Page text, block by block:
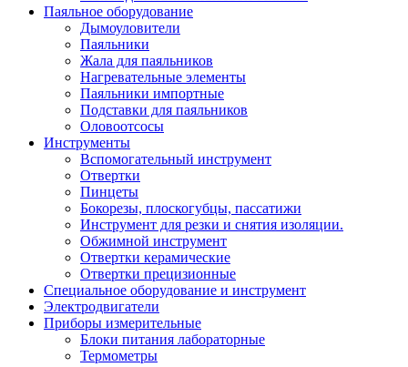
Паяльное оборудование
Дымоуловители
Паяльники
Жала для паяльников
Нагревательные элементы
Паяльники импортные
Подставки для паяльников
Оловоотсосы
Инструменты
Вспомогательный инструмент
Отвертки
Пинцеты
Бокорезы, плоскогубцы, пассатижи
Инструмент для резки и снятия изоляции.
Обжимной инструмент
Отвертки керамические
Отвертки прецизионные
Специальное оборудование и инструмент
Электродвигатели
Приборы измерительные
Блоки питания лабораторные
Термометры